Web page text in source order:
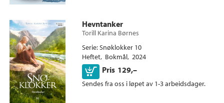
Hevntanker
Torill Karina Børnes
Serie Snøklokker 10
Heftet Bokmål 2024
Pris 129,–
Kjøp
Sendes fra oss i løpet av 1-3 arbeidsdager.